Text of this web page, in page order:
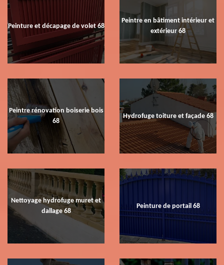
Peinture et décapage de volet 68
Peintre en bâtiment intérieur et
extérieur 68
Peintre rénovation boiserie bois
68
Hydrofuge toiture et façade 68
Nettoyage hydrofuge muret et
dallage 68
Peinture de portail 68